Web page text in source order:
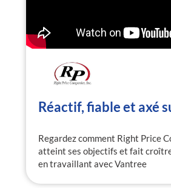
Réactif, fiable et axé
Regardez comment Right Price
atteint ses objectifs et fait
en travaillant avec Vantree